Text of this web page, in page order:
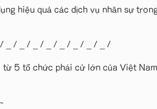
hiệu quả các dịch vụ nhân sự
_ / _ / _ / _ / _ / _ / _ / _ /
từ 5 tổ chức phái cử lớn của Việt